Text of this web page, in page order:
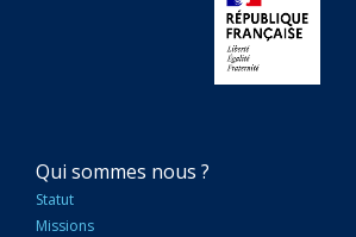
NAVIGATION
PRINCIPALE
Qui sommes nous ?
Statut
Missions